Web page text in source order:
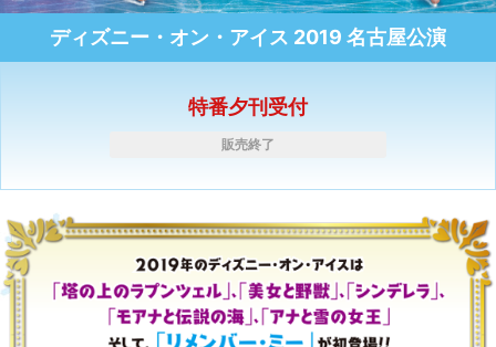
ディズニー・オン・アイス 2019 名古屋公演
特番夕刊受付
販売終了